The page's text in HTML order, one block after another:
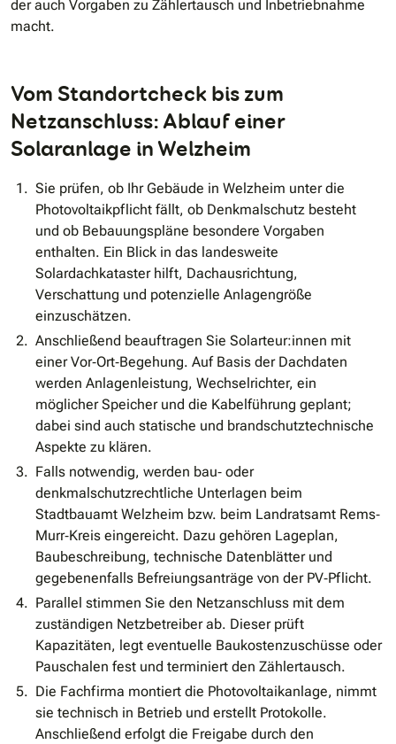
der auch Vorgaben zu Zählertausch und Inbetriebnahme
macht.
Vom Standortcheck bis zum
Netzanschluss: Ablauf einer
Solaranlage in Welzheim
Sie prüfen, ob Ihr Gebäude in Welzheim unter die
Photovoltaikpflicht fällt, ob Denkmalschutz besteht
und ob Bebauungspläne besondere Vorgaben
enthalten. Ein Blick in das landesweite
Solardachkataster hilft, Dachausrichtung,
Verschattung und potenzielle Anlagengröße
einzuschätzen.
Anschließend beauftragen Sie Solarteur:innen mit
einer Vor‐Ort‐Begehung. Auf Basis der Dachdaten
werden Anlagenleistung, Wechselrichter, ein
möglicher Speicher und die Kabelführung geplant;
dabei sind auch statische und brandschutztechnische
Aspekte zu klären.
Falls notwendig, werden bau‐ oder
denkmalschutzrechtliche Unterlagen beim
Stadtbauamt Welzheim bzw. beim Landratsamt Rems‐
Murr‐Kreis eingereicht. Dazu gehören Lageplan,
Baubeschreibung, technische Datenblätter und
gegebenenfalls Befreiungsanträge von der PV‐Pflicht.
Parallel stimmen Sie den Netzanschluss mit dem
zuständigen Netzbetreiber ab. Dieser prüft
Kapazitäten, legt eventuelle Baukostenzuschüsse oder
Pauschalen fest und terminiert den Zählertausch.
Die Fachfirma montiert die Photovoltaikanlage, nimmt
sie technisch in Betrieb und erstellt Protokolle.
Anschließend erfolgt die Freigabe durch den